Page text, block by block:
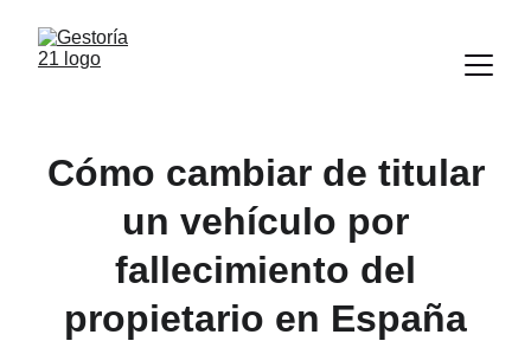
Cómo cambiar de titular
un vehículo por
fallecimiento del
propietario en España